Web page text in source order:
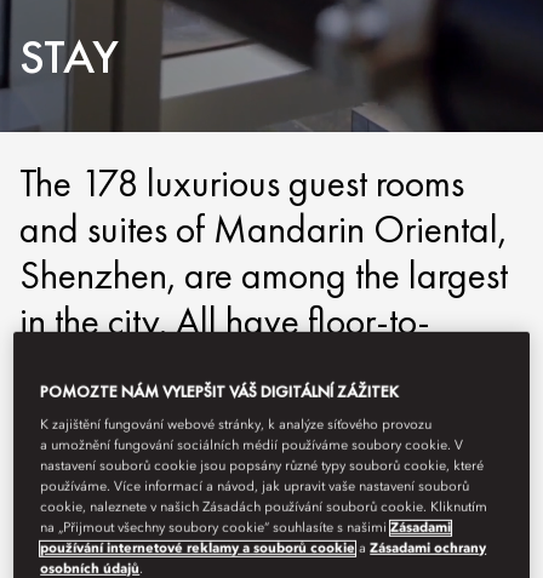
STAY
The 178 luxurious guest rooms
and suites of Mandarin Oriental,
Shenzhen, are among the largest
in the city. All have floor-to-
ceiling windows, with panoramic,
upper-floor views that include the
dynamic cityscape, lush green
parks, bustling Shenzhen Bay,
and the distant mountains of
POMOZTE NÁM VYLEPŠIT VÁŠ DIGITÁLNÍ ZÁŽITEK
K zajištění fungování webové stránky, k analýze síťového provozu
a umožnění fungování sociálních médií používáme soubory cookie. V
nastavení souborů cookie jsou popsány různé typy souborů cookie, které
používáme. Více informací a návod, jak upravit vaše nastavení souborů
cookie, naleznete v našich Zásadách používání souborů cookie. Kliknutím
na „Přijmout všechny soubory cookie“ souhlasíte s našimiZásadami
používání internetové reklamy a souborů cookie aZásadami ochrany
osobních údajů.